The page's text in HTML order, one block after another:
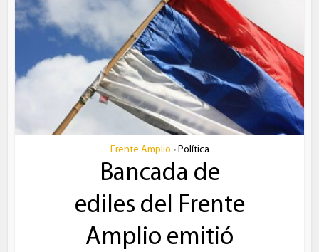
Frente Amplio • Política
Bancada de
ediles del Frente
Amplio emitió